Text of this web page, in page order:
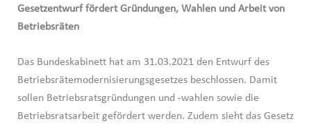
Gesetzentwurf fördert Gründungen, Wahlen und Arbeit von
Betriebsräten
Das Bundeskabinett hat am 31.03.2021 den Entwurf des
Betriebsrätemodernisierungsgesetzes beschlossen. Damit
sollen Betriebsratsgründungen und -wahlen sowie die
Betriebsratsarbeit gefördert werden. Zudem sieht das Gesetz